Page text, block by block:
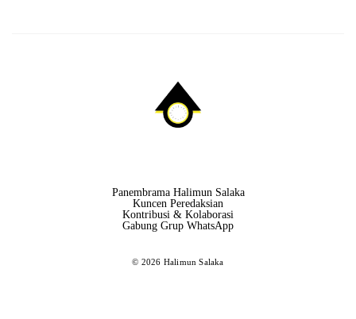
Panembrama Halimun Salaka
Kuncen Peredaksian
Kontribusi & Kolaborasi
Gabung Grup WhatsApp
© 2026 Halimun Salaka